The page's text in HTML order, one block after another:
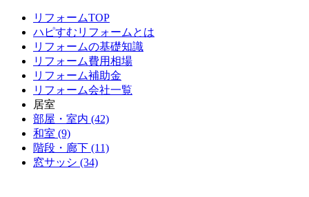
リフォームTOP
ハピすむリフォームとは
リフォームの基礎知識
リフォーム費用相場
リフォーム補助金
リフォーム会社一覧
居室
部屋・室内 (42)
和室 (9)
階段・廊下 (11)
窓サッシ (34)